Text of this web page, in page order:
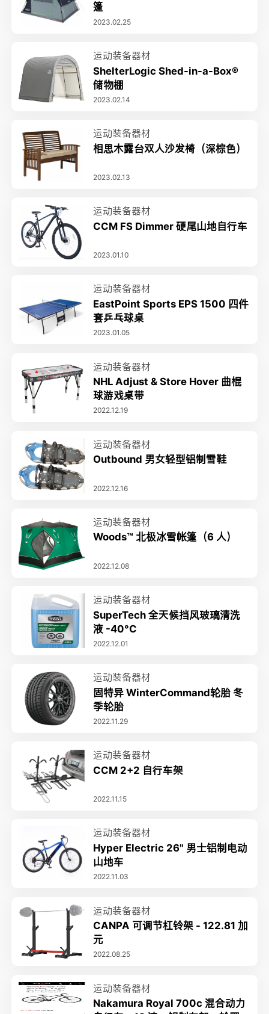
篷
2023.02.25
运动装备器材
ShelterLogic Shed-in-a-Box®
储物棚
2023.02.14
运动装备器材
相思木露台双人沙发椅（深棕色）
2023.02.13
运动装备器材
CCM FS Dimmer 硬尾山地自行车
2023.01.10
运动装备器材
EastPoint Sports EPS 1500 四件
套乒乓球桌
2023.01.05
运动装备器材
NHL Adjust & Store Hover 曲棍
球游戏桌带
2022.12.19
运动装备器材
Outbound 男女轻型铝制雪鞋
2022.12.16
运动装备器材
Woods™ 北极冰雪帐篷（6 人）
2022.12.08
运动装备器材
SuperTech 全天候挡风玻璃清洗
液 -40°C
2022.12.01
运动装备器材
固特异 WinterCommand轮胎 冬
季轮胎
2022.11.29
运动装备器材
CCM 2+2 自行车架
2022.11.15
运动装备器材
Hyper Electric 26" 男士铝制电动
山地车
2022.11.03
运动装备器材
CANPA 可调节杠铃架 - 122.81 加
元
2022.08.25
运动装备器材
Nakamura Royal 700c 混合动力